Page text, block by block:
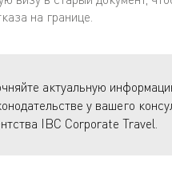
на границе.
актуальную
у вашего
IBC Corporate Travel.